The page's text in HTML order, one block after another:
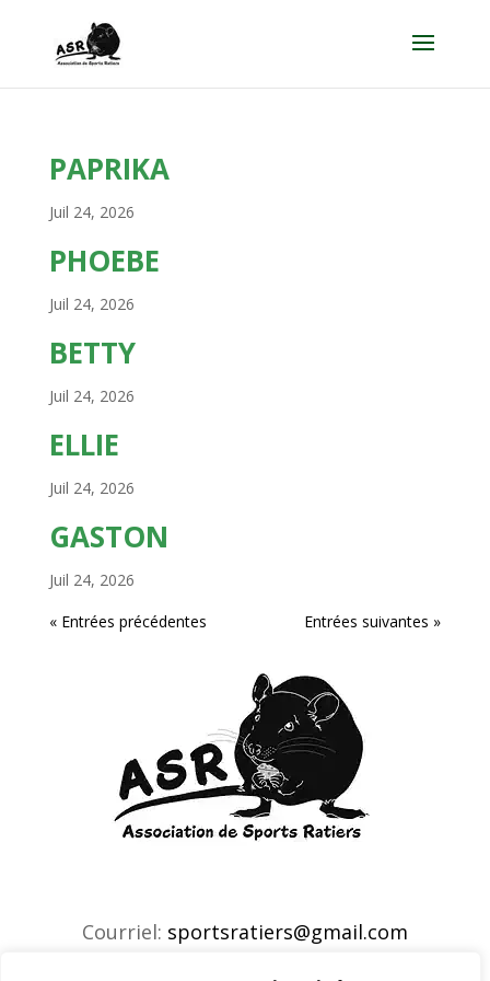
PAPRIKA
Juil 24, 2026
PHOEBE
Juil 24, 2026
BETTY
Juil 24, 2026
ELLIE
Juil 24, 2026
GASTON
Juil 24, 2026
« Entrées précédentes
Entrées suivantes »
Courriel: sportsratiers@gmail.com